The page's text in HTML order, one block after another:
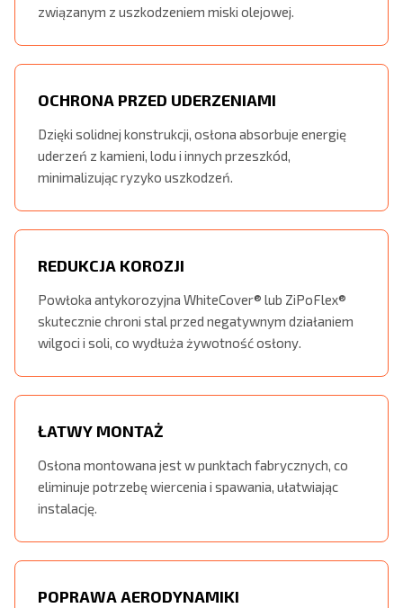
związanym z uszkodzeniem miski olejowej.
OCHRONA PRZED UDERZENIAMI
Dzięki solidnej konstrukcji, osłona absorbuje energię
uderzeń z kamieni, lodu i innych przeszkód,
minimalizując ryzyko uszkodzeń.
REDUKCJA KOROZJI
Powłoka antykorozyjna WhiteCover® lub ZiPoFlex®
skutecznie chroni stal przed negatywnym działaniem
wilgoci i soli, co wydłuża żywotność osłony.
ŁATWY MONTAŻ
Osłona montowana jest w punktach fabrycznych, co
eliminuje potrzebę wiercenia i spawania, ułatwiając
instalację.
POPRAWA AERODYNAMIKI